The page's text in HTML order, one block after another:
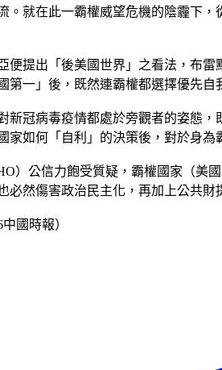
。就在此一霸權威望危機的陰霾下
便提出「後美國世界」之看法，布
第一」後，既然連霸權都選擇優先
新冠病毒疫情都處於旁觀者的姿態
家如何「自利」的決策後，對於身為
）公信力飽受質疑，霸權國家（美
必然傷害政治民主化，再加上公共
國時報）